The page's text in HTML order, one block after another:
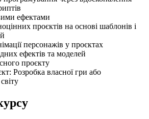
ефектами
проєктів на основі шаблонів і
персонажів у проєктах
ефектів та моделей
проєкту
Розробка власної гри або